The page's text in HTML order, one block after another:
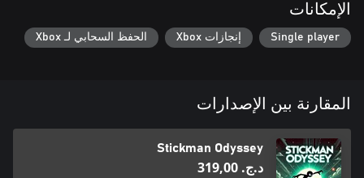
الإمكانات
Single player إنجازات Xbox الحفظ السحابي لـ Xbox
المقارنة بين الإصدارات
Stickman Odyssey
د.ج.‏ 319,00